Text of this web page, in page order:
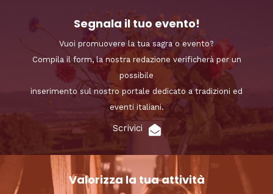
Segnala il tuo evento!
Vuoi promuovere la tua sagra o evento?
Compila il form, la nostra redazione verificherà per un
possibile
inserimento sul nostro portale dedicato a tradizioni ed
eventi italiani.
Scrivici
Valorizza la tua attività